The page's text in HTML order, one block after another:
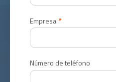
Empresa *
Número de teléfono